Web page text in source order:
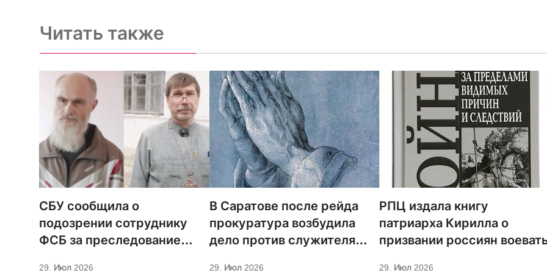
Читать также
СБУ сообщила о
подозрении сотруднику
ФСБ за преследование
29. Июл 2026
В Саратове после рейда
прокуратура возбудила
дело против служителя
29. Июл 2026
РПЦ издала книгу
патриарха Кирилла о
призвании россиян
29. Июл 2026